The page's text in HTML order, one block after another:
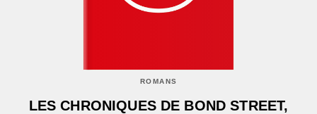
ROMANS
LES CHRONIQUES DE BOND STREET,